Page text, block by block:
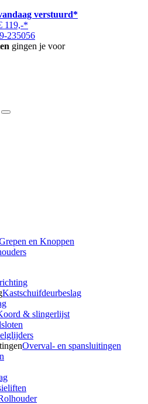
verstuurd*
119,-*
235056
gingen je voor
en Knoppen
Kastschuifdeurbeslag
& slingerlijst
Overval- en spansluitingen